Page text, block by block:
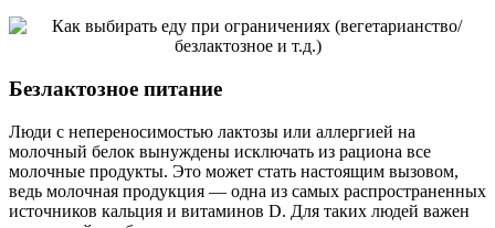
Безлактозное питание
Люди с непереносимостью лактозы или аллергией на
молочный белок вынуждены исключать из рациона все
молочные продукты. Это может стать настоящим вызовом,
ведь молочная продукция — одна из самых распространенных
источников кальция и витаминов D. Для таких людей важен